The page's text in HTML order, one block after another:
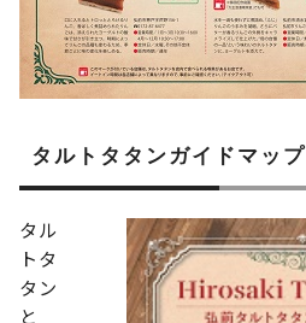
タルトタタンガイドマップ
タル
トタ
タン
と